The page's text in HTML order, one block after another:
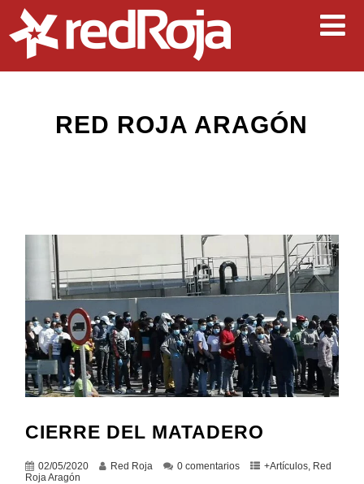
RED ROJA ARAGÓN
CIERRE DEL MATADERO
02/05/2020 Red Roja 0 comentarios +Artículos, Red
Roja Aragón